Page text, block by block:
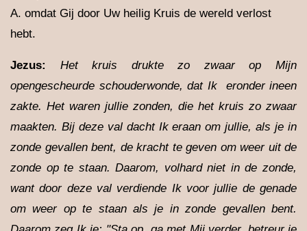
A. omdat Gij door Uw heilig Kruis de wereld verlost
hebt.
Jezus: Het kruis drukte zo zwaar op Mijn
opengescheurde schouderwonde, dat Ik eronder ineen
zakte. Het waren jullie zonden, die het kruis zo zwaar
maakten. Bij deze val dacht Ik eraan om jullie, als je in
zonde gevallen bent, de kracht te geven om weer uit de
zonde op te staan. Daarom, volhard niet in de zonde,
want door deze val verdiende Ik voor jullie de genade
om weer op te staan als je in zonde gevallen bent.